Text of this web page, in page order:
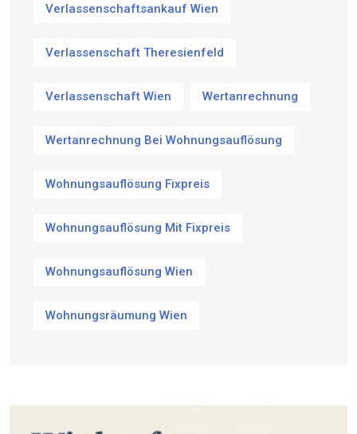
Verlassenschaftsankauf Wien
Verlassenschaft Theresienfeld
Verlassenschaft Wien Wertanrechnung
Wertanrechnung Bei Wohnungsauflösung
Wohnungsauflösung Fixpreis
Wohnungsauflösung Mit Fixpreis
Wohnungsauflösung Wien
Wohnungsräumung Wien